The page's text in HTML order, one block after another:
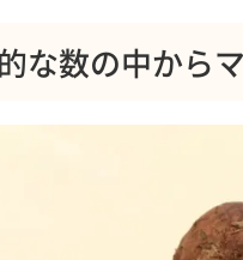
な数の中から